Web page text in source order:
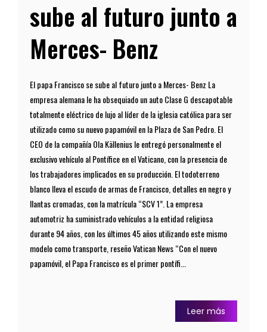
sube al futuro junto a
Merces- Benz
El papa Francisco se sube al futuro junto a Merces- Benz La
empresa alemana le ha obsequiado un auto Clase G descapotable
totalmente eléctrico de lujo al líder de la iglesia católica para ser
utilizado como su nuevo papamóvil en la Plaza de San Pedro. El
CEO de la compañía Ola Källenius le entregó personalmente el
exclusivo vehículo al Pontífice en el Vaticano, con la presencia de
los trabajadores implicados en su producción. El todoterreno
blanco lleva el escudo de armas de Francisco, detalles en negro y
llantas cromadas, con la matrícula “SCV 1”. La empresa
automotriz ha suministrado vehículos a la entidad religiosa
durante 94 años, con los últimos 45 años utilizando este mismo
modelo como transporte, reseño Vatican News “Con el nuevo
papamóvil, el Papa Francisco es el primer pontífi...
Leer más